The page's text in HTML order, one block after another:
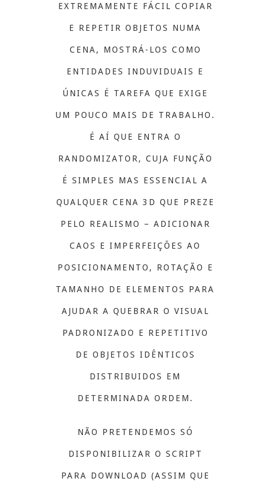
EXTREMAMENTE FÁCIL COPIAR
E REPETIR OBJETOS NUMA
CENA, MOSTRÁ-LOS COMO
ENTIDADES INDUVIDUAIS E
ÚNICAS É TAREFA QUE EXIGE
UM POUCO MAIS DE TRABALHO.
É AÍ QUE ENTRA O
RANDOMIZATOR, CUJA FUNÇÃO
É SIMPLES MAS ESSENCIAL A
QUALQUER CENA 3D QUE PREZE
PELO REALISMO – ADICIONAR
CAOS E IMPERFEIÇÕES AO
POSICIONAMENTO, ROTAÇÃO E
TAMANHO DE ELEMENTOS PARA
AJUDAR A QUEBRAR O VISUAL
PADRONIZADO E REPETITIVO
DE OBJETOS IDÊNTICOS
DISTRIBUIDOS EM
DETERMINADA ORDEM.
NÃO PRETENDEMOS SÓ
DISPONIBILIZAR O SCRIPT
PARA DOWNLOAD (ASSIM QUE